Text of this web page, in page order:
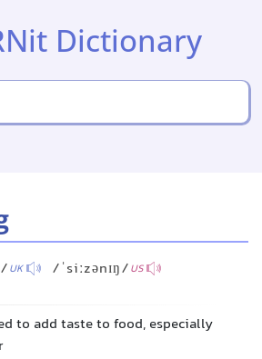
Dictionary
UK /ˈsiːzənɪŋ/US
to add taste to food, especially